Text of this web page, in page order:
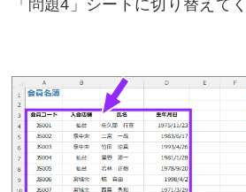
「問題4」シートに切り替えて